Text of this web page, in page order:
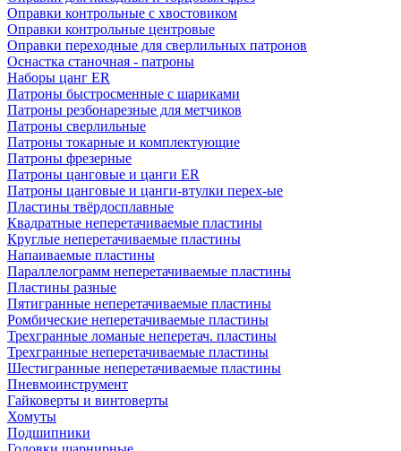
Оправки контрольные с хвостовиком
Оправки контрольные центровые
Оправки переходные для сверлильных патронов
Оснастка станочная - патроны
Наборы цанг ER
Патроны быстросменные с шариками
Патроны резбонарезные для метчиков
Патроны сверлильные
Патроны токарные и комплектующие
Патроны фрезерные
Патроны цанговые и цанги ER
Патроны цанговые и цанги-втулки перех-ые
Пластины твёрдосплавные
Квадратные неперетачиваемые пластины
Круглые неперетачиваемые пластины
Напаиваемые пластины
Параллелограмм неперетачиваемые пластины
Пластины разные
Пятигранные неперетачиваемые пластины
Ромбические неперетачиваемые пластины
Трехгранные ломаные неперетач. пластины
Трехгранные неперетачиваемые пластины
Шестигранные неперетачиваемые пластины
Пневмоинструмент
Гайковерты и винтоверты
Хомуты
Подшипники